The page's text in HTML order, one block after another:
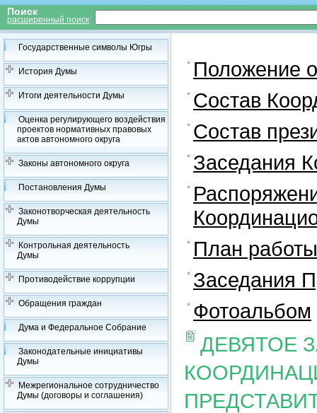
Поиск
расширенный поиск
Государственные символы Югры
История Думы
Итоги деятельности Думы
Оценка регулирующего воздействия
проектов нормативных правовых
актов автономного округа
Законы автономного округа
Постановления Думы
Законотворческая деятельность
Думы
Контрольная деятельность
Думы
Противодействие коррупции
Обращения граждан
Дума и Федеральное Собрание
Законодательные инициативы
Думы
Межрегиональное сотрудничество
Думы (договоры и соглашения)
Положение
Состав
Состав
Заседания
План
Заседания
Фотоальбом
ДЕВЯТОЕ